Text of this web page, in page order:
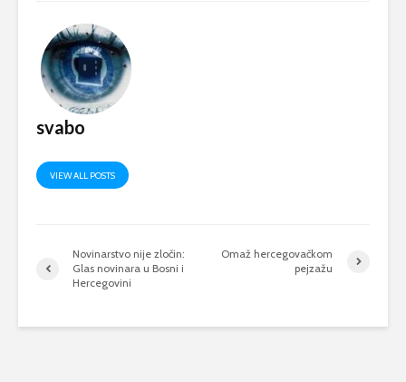
svabo
VIEW ALL POSTS
Novinarstvo nije zločin:
Glas novinara u Bosni i
Hercegovini
Omaž hercegovačkom
pejzažu